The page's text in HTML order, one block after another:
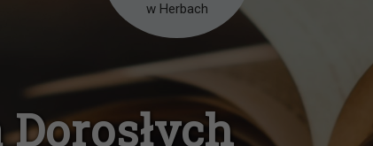
w Herbach